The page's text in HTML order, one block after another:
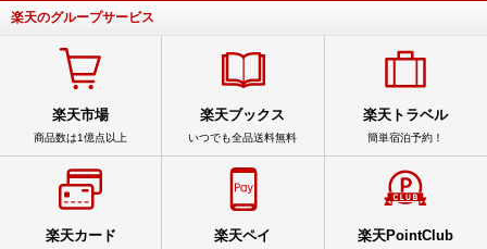
楽天のグループサービス
楽天市場
商品数は1億点以上
楽天ブックス
いつでも全品送料無料
楽天トラベル
簡単宿泊予約！
楽天カード 楽天ペイ 楽天PointClub